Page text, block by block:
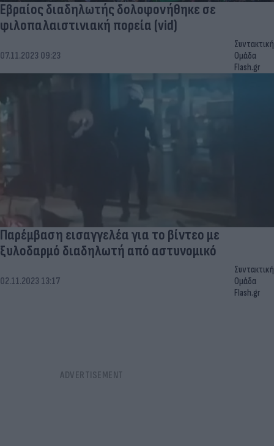
Εβραίος διαδηλωτής δολοφονήθηκε σε
φιλοπαλαιστινιακή πορεία (vid)
07.11.2023 09:23
Συντακτική
Ομάδα
Flash.gr
Παρέμβαση εισαγγελέα για το βίντεο με
ξυλοδαρμό διαδηλωτή από αστυνομικό
02.11.2023 13:17
Συντακτική
Ομάδα
Flash.gr